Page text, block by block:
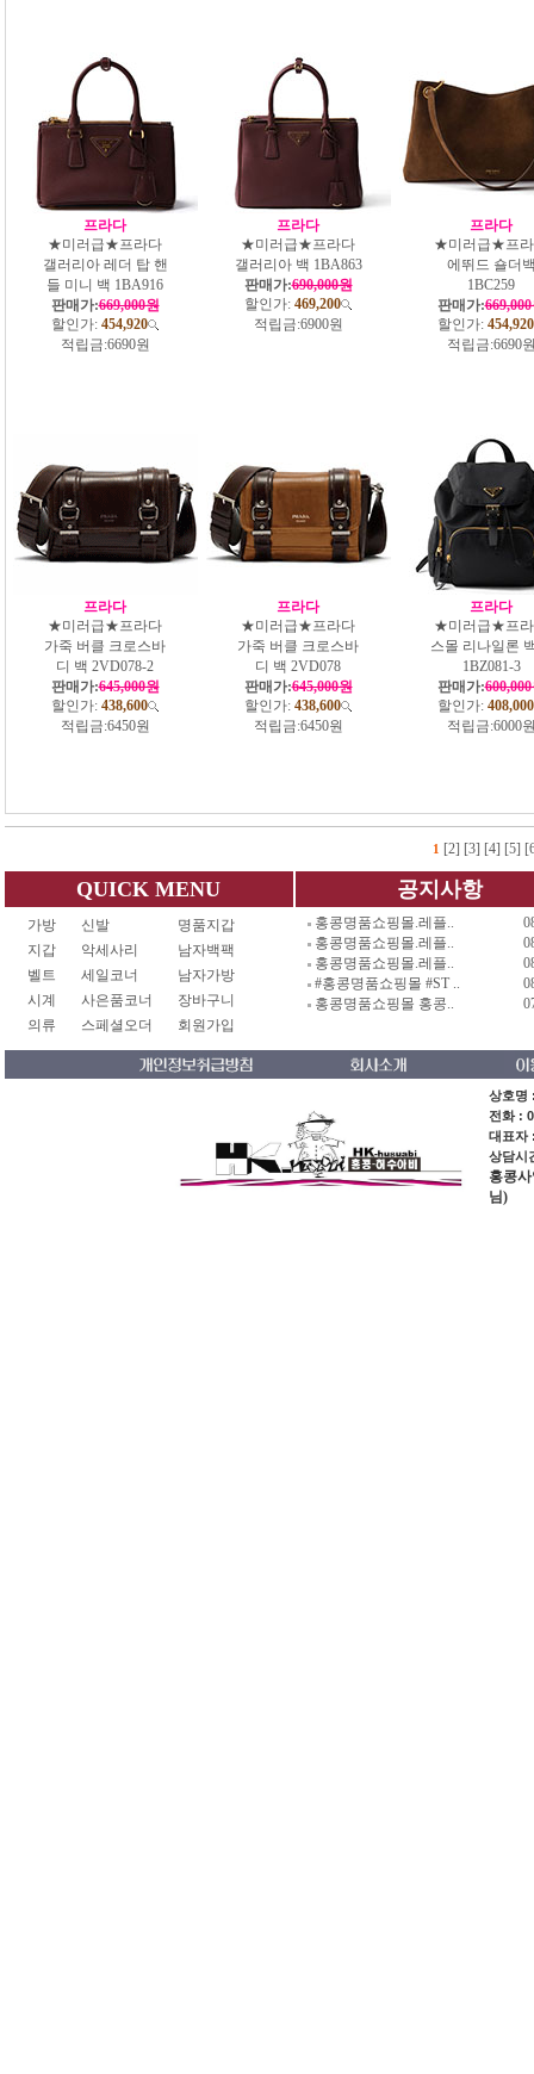
프라다
★미러급★프라다
갤러리아 레더 탑 핸
들 미니 백 1BA916
판매가:669,000원
할인가: 454,920
적립금:6690원
프라다
★미러급★프라다
갤러리아 백 1BA863
판매가:690,000원
할인가: 469,200
적립금:6900원
프라다
★미러급★프
에뛰드 숄더
1BC259
판매가:
할인가: 454,920
적립금:6690
프라다
★미러급★프라다
가죽 버클 크로스바
디 백 2VD078-2
판매가:645,000원
할인가: 438,600
적립금:6450원
프라다
★미러급★프라다
가죽 버클 크로스바
디 백 2VD078
판매가:645,000원
할인가: 438,600
적립금:6450원
프라다
★미러급★프
스몰 리나일론
1BZ081-3
판매가:
할인가: 408,000
적립금:6000
1 [2] [3] [4] [5]
QUICK MENU
가방 신발
명품지갑
지갑
악세사리
남자백팩
벨트
세일코너
남자가방
시계
사은품코너
장바구니
의류
스페셜오더 회원가입
공지사항
홍콩명품쇼핑몰.레플..
홍콩명품쇼핑몰.레플..
홍콩명품쇼핑몰.레플..
#홍콩명품쇼핑몰 #ST ..
홍콩명품쇼핑몰 홍콩..
상호명
전화 :
대표자
상담시
홍콩
님)